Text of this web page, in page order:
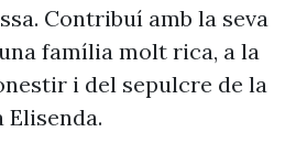
Contribuí amb la seva
família molt rica, a la
i del sepulcre de la